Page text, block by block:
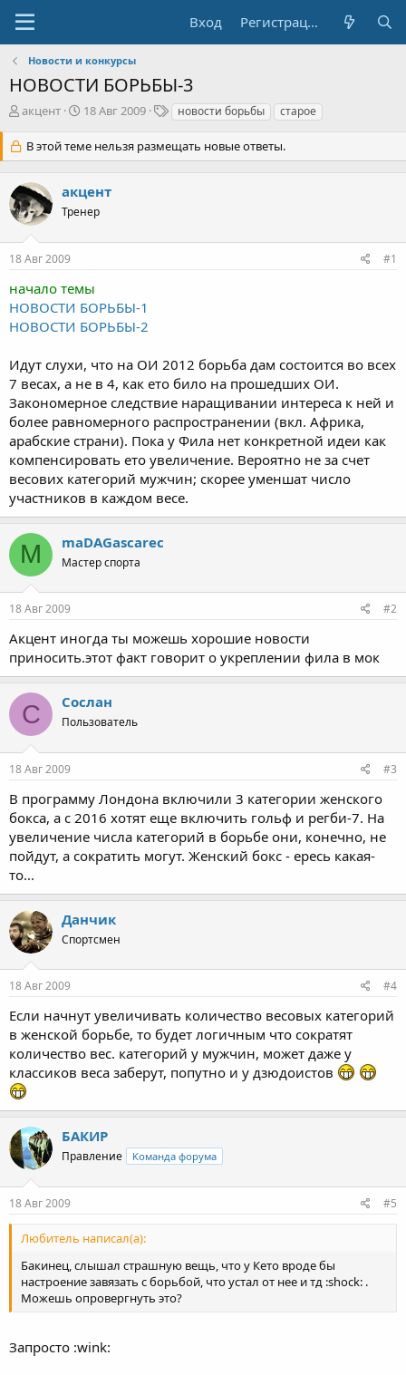
Вход Регистрация
Новости и конкурсы
НОВОСТИ БОРЬБЫ-3
А
т
о
т
е
м
ы
акцент
Д
т
а
а
ч
л
18 Авг 2009
Т
г
и
новости борьбы старое
В этой теме нельзя размещать новые ответы.
акцент
Тренер
18 Авг 2009 #1
начало темы
НОВОСТИ БОРЬБЫ-1
НОВОСТИ БОРЬБЫ-2
Идут слухи, что на ОИ 2012 борьба дам состоится во всех
7 весах, а не в 4, как ето било на прошедших ОИ.
Закономерное следствие наращивании интереса к ней и
более равномерного распространении (вкл. Африка,
арабские страни). Пока у Фила нет конкретной идеи как
компенсировать ето увеличение. Вероятно не за счет
весових категорий мужчин; скорее уменшат число
участников в каждом весе.
M maDAGasсarec
Мастер спорта
18 Авг 2009 #2
Акцент иногда ты можешь хорошие новости
приносить.этот факт говорит о укреплении фила в мок
C Cослан
Пользователь
18 Авг 2009 #3
В программу Лондона включили 3 категории женского
бокса, а с 2016 хотят еще включить гольф и регби-7. На
увеличение числа категорий в борьбе они, конечно, не
пойдут, а сократить могут. Женский бокс - ересь какая-
то...
Данчик
Спортсмен
18 Авг 2009 #4
Если начнут увеличивать количество весовых категорий
в женской борьбе, то будет логичным что сократят
количество вес. категорий у мужчин, может даже у
классиков веса заберут, попутно и у дзюдоистов
БАКИР
Правление Команда форума
18 Авг 2009 #5
Любитель написал(а):
Бакинец, слышал страшную вещь, что у Кето вроде бы
настроение завязать с борьбой, что устал от нее и тд :shock: .
Можешь опровергнуть это?
Запросто :wink: